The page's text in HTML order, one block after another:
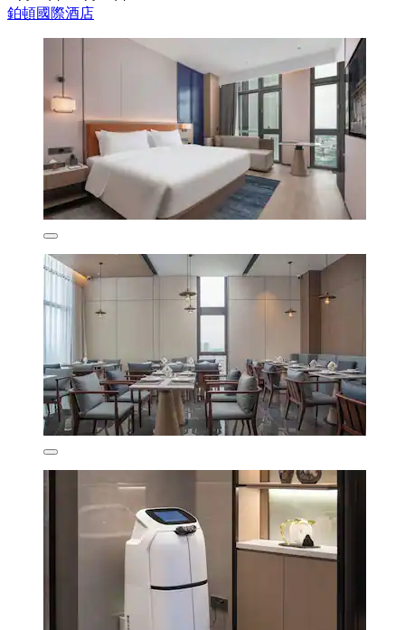
鉑頓國際酒店